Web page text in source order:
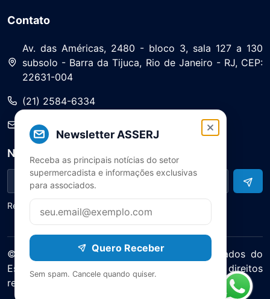
Newsletter ASSERJ
Receba as principais notícias do setor
supermercadista e informações exclusivas
para associados.
Quero Receber
Sem spam. Cancele quando quiser.
Contato
Av. das Américas, 2480 - bloco 3, sala 127 a 130
subsolo - Barra da Tijuca, Rio de Janeiro - RJ, CEP:
22631-004
(21) 2584-6334
saa@asserj.com.br
Newsletter
Receba notícias e atualizações do setor
© 2025 ASERJ – Associação de Supermercados do
Estado do Rio de Janeiro. Todos os direitos
reservados.